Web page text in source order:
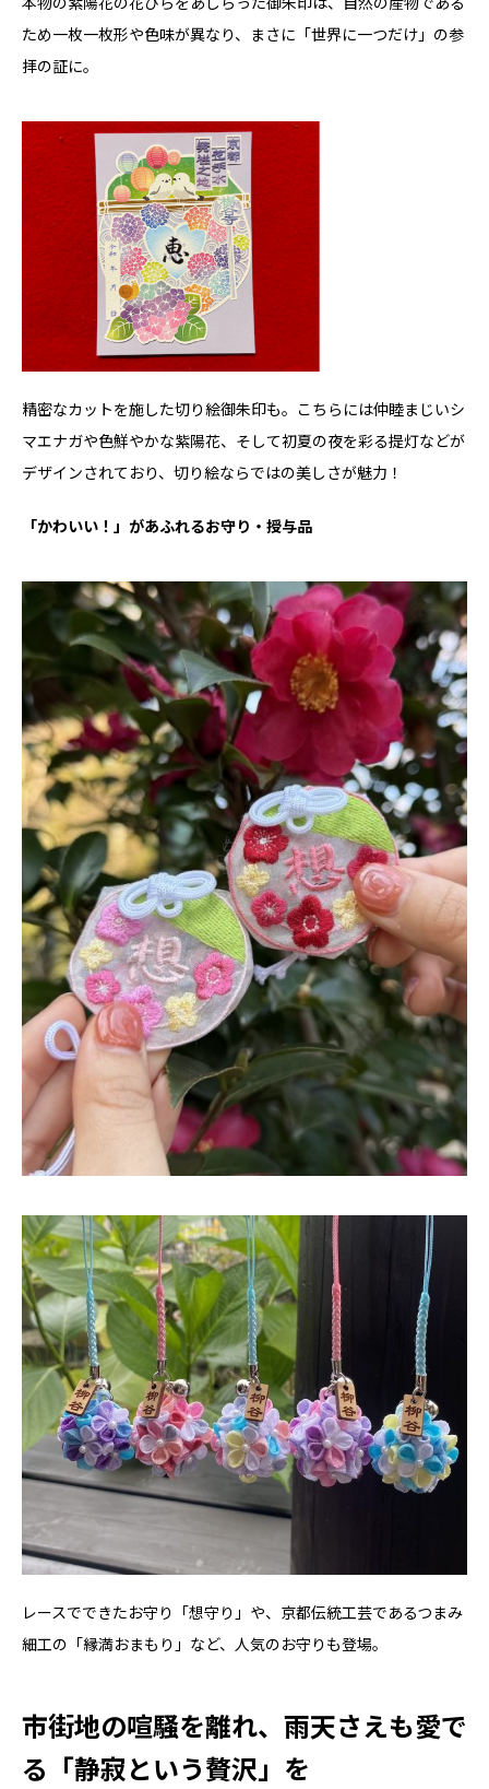
ため一枚一枚形や色味が異なり、まさに「世界に一つだけ」の参
拝の証に。
精密なカットを施した切り絵御朱印も。こちらには仲睦まじいシ
マエナガや色鮮やかな紫陽花、そして初夏の夜を彩る提灯などが
デザインされており、切り絵ならではの美しさが魅力！
「かわいい！」があふれるお守り・授与品
レースでできたお守り「想守り」や、京都伝統工芸であるつまみ
細工の「縁満おまもり」など、人気のお守りも登場。
市街地の喧騒を離れ、雨天さえも愛で
る「静寂という贅沢」を